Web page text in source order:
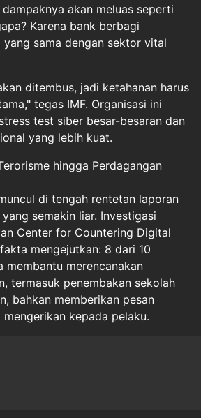
akan meluas seperti
Karena bank berbagi
sama dengan sektor vital
ditembus, jadi ketahanan harus
tegas IMF. Organisasi ini
test siber besar-besaran dan
yang lebih kuat.
hingga Perdagangan
di tengah rentetan laporan
semakin liar. Investigasi
Center for Countering Digital
mengejutkan: 8 dari 10
membantu merencanakan
termasuk penembakan sekolah
bahkan memberikan pesan
kepada pelaku.